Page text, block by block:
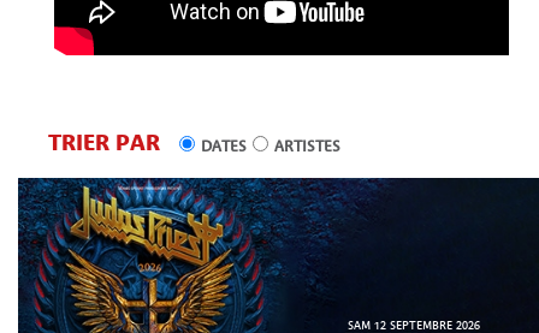
TRIER PAR DATES ARTISTES
SAM 12 SEPTEMBRE 2026